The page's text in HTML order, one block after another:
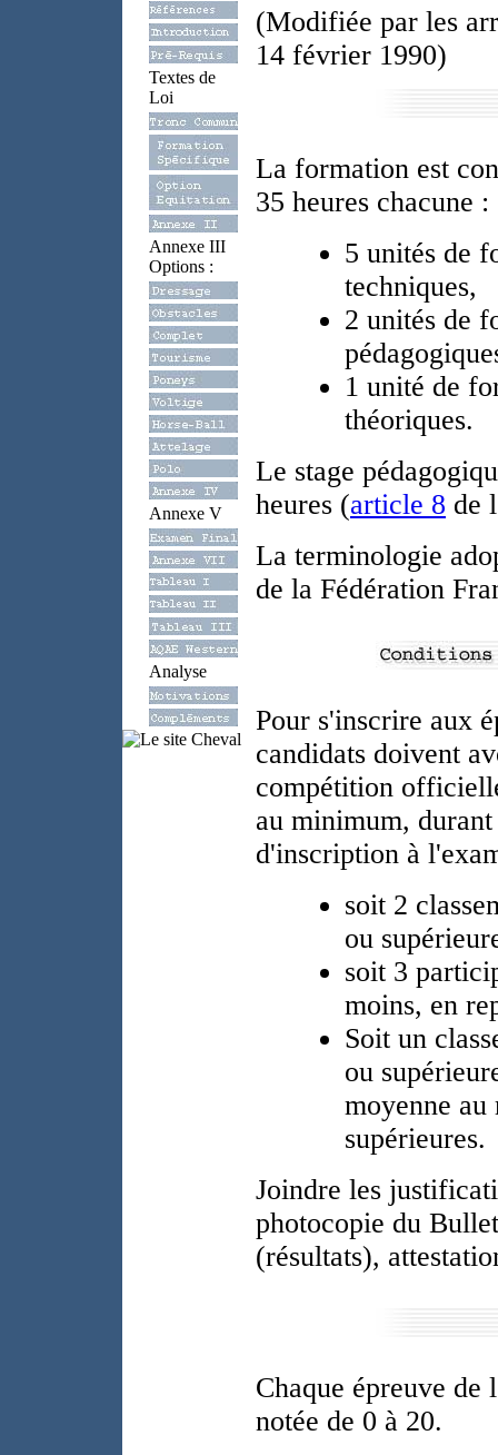
Textes de
Loi
Annexe III
Options :
Annexe V
Analyse
(Modifiée par les
14 février 1990)
La formation est
35 heures chacune :
5 unités de
techniques,
2 unités de
1 unité de
théoriques.
Le stage
heures (article 8 de
La terminologie
de la Fédération
Pour s'inscrire aux
candidats doivent
compétition
au minimum,
d'inscription à
soit 2
ou
soit 3
moins, en
Soit un
ou
moyenne au
supérieures.
Joindre les
photocopie du
(résultats),
Chaque épreuve de
notée de 0 à 20.